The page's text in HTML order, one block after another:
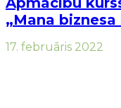
„Mana
17. februāris 2022